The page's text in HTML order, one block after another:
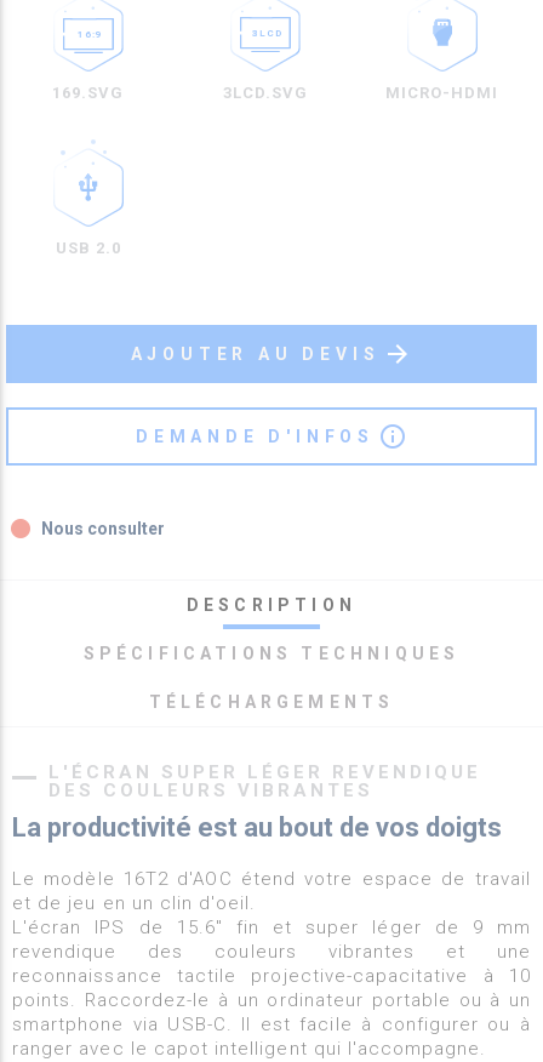
169.SVG 3LCD.SVG MICRO-HDMI
USB 2.0
AJOUTER AU DEVIS arrow_forward
DEMANDE D'INFOS info_outline
fiber_manual_record Nous consulter
DESCRIPTION
SPÉCIFICATIONS TECHNIQUES
TÉLÉCHARGEMENTS
L'ÉCRAN SUPER LÉGER REVENDIQUE
DES COULEURS VIBRANTES
La productivité est au bout de vos doigts
Le modèle 16T2 d'AOC étend votre espace de travail
et de jeu en un clin d'oeil.
L'écran IPS de 15.6" fin et super léger de 9 mm
revendique des couleurs vibrantes et une
reconnaissance tactile projective-capacitative à 10
points. Raccordez-le à un ordinateur portable ou à un
smartphone via USB-C. Il est facile à configurer ou à
ranger avec le capot intelligent qui l'accompagne.